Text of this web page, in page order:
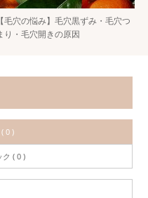
【毛穴の悩み】毛穴黒ずみ・毛穴つ
り・毛穴開きの原因
0 )
ク ( 0 )